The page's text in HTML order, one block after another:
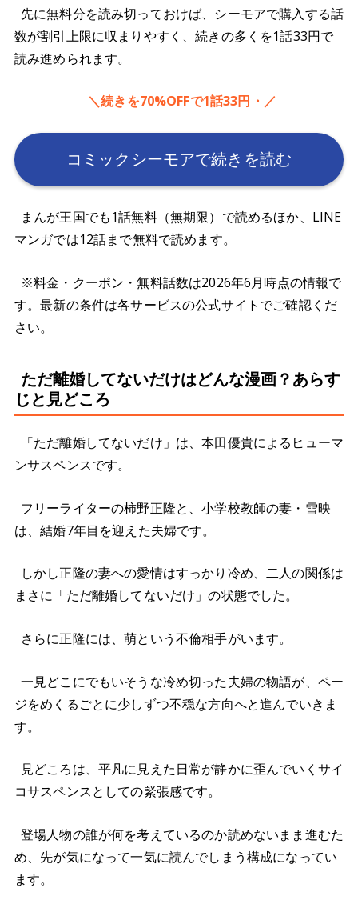
先に無料分を読み切っておけば、シーモアで購入する話
数が割引上限に収まりやすく、続きの多くを1話33円で
読み進められます。
＼続きを70%OFFで1話33円・／
コミックシーモアで続きを読む
まんが王国でも1話無料（無期限）で読めるほか、LINE
マンガでは12話まで無料で読めます。
※料金・クーポン・無料話数は2026年6月時点の情報で
す。最新の条件は各サービスの公式サイトでご確認くだ
さい。
ただ離婚してないだけはどんな漫画？あらす
じと見どころ
「ただ離婚してないだけ」は、本田優貴によるヒューマ
ンサスペンスです。
フリーライターの柿野正隆と、小学校教師の妻・雪映
は、結婚7年目を迎えた夫婦です。
しかし正隆の妻への愛情はすっかり冷め、二人の関係は
まさに「ただ離婚してないだけ」の状態でした。
さらに正隆には、萌という不倫相手がいます。
一見どこにでもいそうな冷め切った夫婦の物語が、ペー
ジをめくるごとに少しずつ不穏な方向へと進んでいきま
す。
見どころは、平凡に見えた日常が静かに歪んでいくサイ
コサスペンスとしての緊張感です。
登場人物の誰が何を考えているのか読めないまま進むた
め、先が気になって一気に読んでしまう構成になってい
ます。